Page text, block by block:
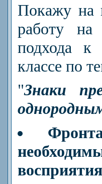
Покажу на
работу на
подхода
классе по
"Знаки